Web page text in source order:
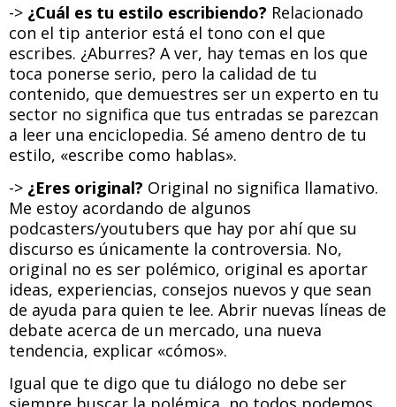
-> ¿Cuál es tu estilo escribiendo? Relacionado
con el tip anterior está el tono con el que
escribes. ¿Aburres? A ver, hay temas en los que
toca ponerse serio, pero la calidad de tu
contenido, que demuestres ser un experto en tu
sector no significa que tus entradas se parezcan
a leer una enciclopedia. Sé ameno dentro de tu
estilo, «escribe como hablas».
-> ¿Eres original? Original no significa llamativo.
Me estoy acordando de algunos
podcasters/youtubers que hay por ahí que su
discurso es únicamente la controversia. No,
original no es ser polémico, original es aportar
ideas, experiencias, consejos nuevos y que sean
de ayuda para quien te lee. Abrir nuevas líneas de
debate acerca de un mercado, una nueva
tendencia, explicar «cómos».
Igual que te digo que tu diálogo no debe ser